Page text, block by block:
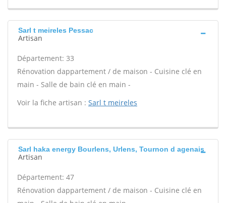
Sarl t meireles Pessac
Artisan
Département: 33
Rénovation dappartement / de maison - Cuisine clé en
main - Salle de bain clé en main -
Voir la fiche artisan : Sarl t meireles
Sarl haka energy Bourlens, Urlens, Tournon d agenais
Artisan
Département: 47
Rénovation dappartement / de maison - Cuisine clé en